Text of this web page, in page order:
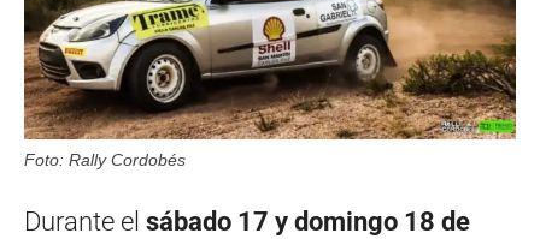
Foto: Rally Cordobés
Durante el sábado 17 y domingo 18 de